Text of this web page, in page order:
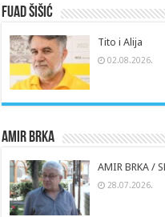
Fuad Šišić
Tito i Alija
02.08.2026.
Amir Brka
AMIR BRKA /
28.07.2026.